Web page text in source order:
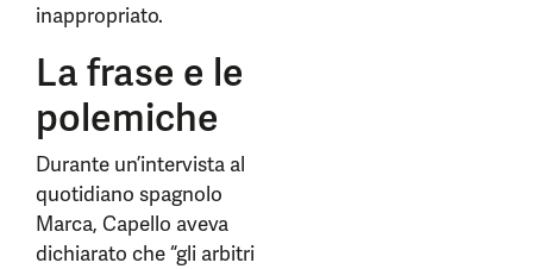
inappropriato.
La frase e le
polemiche
Durante un’intervista al
quotidiano spagnolo
Marca, Capello aveva
dichiarato che “gli arbitri